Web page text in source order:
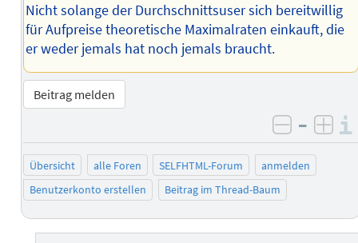
Nicht solange der Durchschnittsuser sich bereitwillig
für Aufpreise theoretische Maximalraten einkauft, die
er weder jemals hat noch jemals braucht.
Beitrag melden
negativ
–
Übersicht alle Foren SELFHTML-Forum
anmelden
Benutzerkonto erstellen
Beitrag im Thread-Baum